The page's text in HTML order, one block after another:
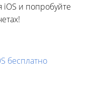
iOS и попробуйте
бесплатно